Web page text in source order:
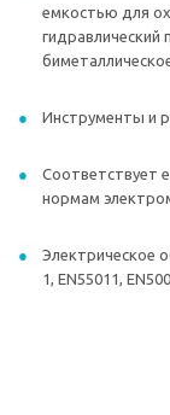
емкостью для
гидравлический
Инструменты и
Соответствует
нормам
Электрическое
1, EN55011,